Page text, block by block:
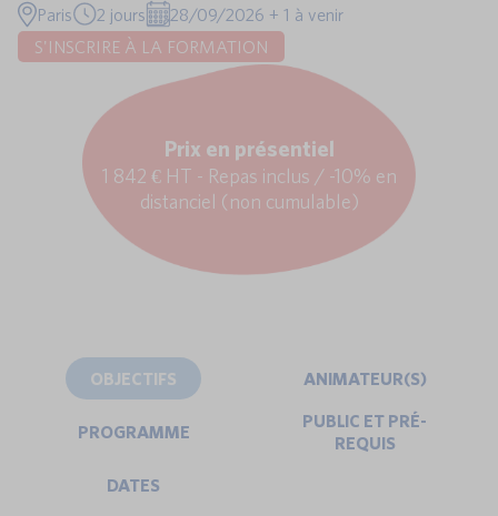
Paris 2 jours
28/09/2026 + 1 à venir
S'INSCRIRE À LA FORMATION
Prix en présentiel
1 842 € HT - Repas inclus / -10% en
distanciel (non cumulable)
OBJECTIFS ANIMATEUR(S)
PROGRAMME
PUBLIC ET PRÉ-
REQUIS
DATES